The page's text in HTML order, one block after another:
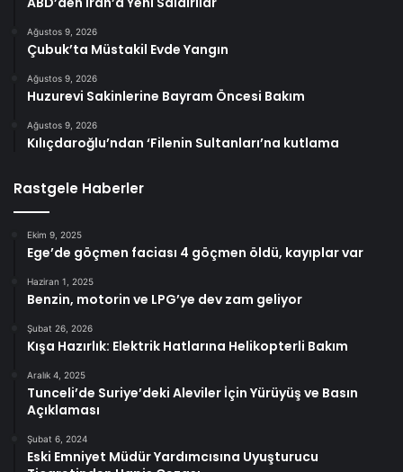
Ağustos 9, 2026
Çubuk’ta Müstakil Evde Yangın
Ağustos 9, 2026
Huzurevi Sakinlerine Bayram Öncesi Bakım
Ağustos 9, 2026
Kılıçdaroğlu’ndan ‘Filenin Sultanları’na kutlama
Rastgele Haberler
Ekim 9, 2025
Ege’de göçmen faciası 4 göçmen öldü, kayıplar var
Haziran 1, 2025
Benzin, motorin ve LPG’ye dev zam geliyor
Şubat 26, 2026
Kışa Hazırlık: Elektrik Hatlarına Helikopterli Bakım
Aralık 4, 2025
Tunceli’de Suriye’deki Aleviler İçin Yürüyüş ve Basın
Açıklaması
Şubat 6, 2024
Eski Emniyet Müdür Yardımcısına Uyuşturucu